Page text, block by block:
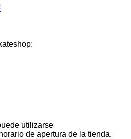
utilizarse
de apertura de la tienda.